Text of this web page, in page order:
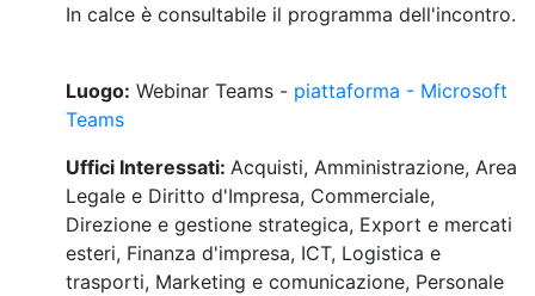
In calce è consultabile il programma dell'incontro.
Luogo: Webinar Teams - piattaforma - Microsoft
Teams
Uffici Interessati: Acquisti, Amministrazione, Area
Legale e Diritto d'Impresa, Commerciale,
Direzione e gestione strategica, Export e mercati
esteri, Finanza d'impresa, ICT, Logistica e
trasporti, Marketing e comunicazione, Personale